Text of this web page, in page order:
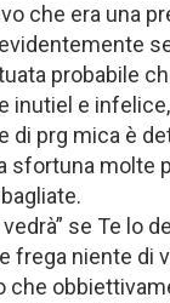
che era una
probabile
inutiel e
di prg mica è
sfortuna molte
vedrà” se Te lo
frega niente di
che